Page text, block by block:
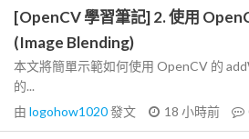
[OpenCV 學習筆記] 2. 使用
(Image Blending)
本文將簡單示範如何使用 OpenCV 的
的...
由 logohow1020發文 18 小時前